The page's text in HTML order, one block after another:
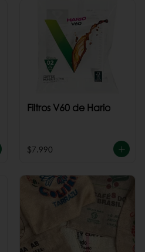
Filtros V60 de Hario
$7.990